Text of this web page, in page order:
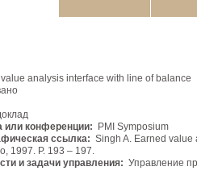
analysis interface with line of balance
или конференции: PMI Symposium
ссылка: Singh A. Earned value
1997. P. 193 – 197.
и задачи управления: Управление